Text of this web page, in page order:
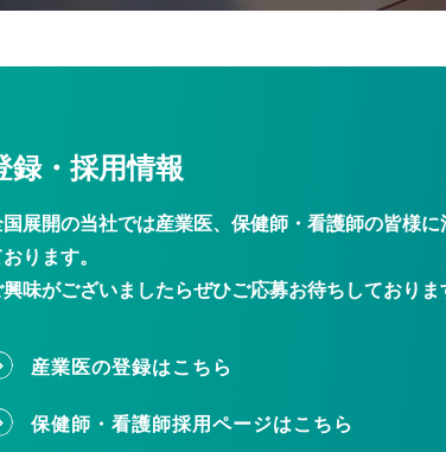
録・採用情報
国展開の当社では産業医、保健師・看護師の皆様
ります。
興味がございましたらぜひご応募お待ちしておりま
産業医の登録はこちら
保健師・看護師採用ページはこちら